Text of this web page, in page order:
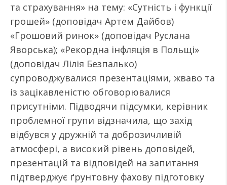
та страхування» на тему: «Сутність і функції
грошей» (доповідач Артем Дайбов)
«Грошовий ринок» (доповідач Руслана
Яворська); «Рекордна інфляція в Польщі»
(доповідач Лілія Безпалько)
супроводжувалися презентаціями, жваво та
із зацікавленістю обговорювалися
присутніми. Підводячи підсумки, керівник
проблемної групи відзначила, що захід
відбувся у дружній та доброзичливій
атмосфері, а високий рівень доповідей,
презентацій та відповідей на запитання
підтверджує ґрунтовну фахову підготовку